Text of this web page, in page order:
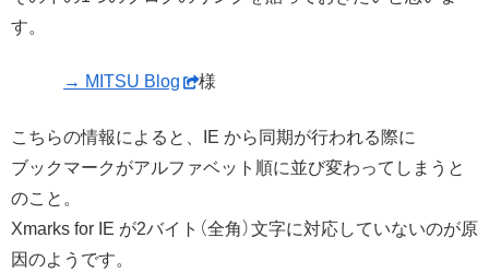
す。
→ MITSU Blog 様
こちらの情報によると、IE から同期が行われる際に
ブックマークがアルファベット順に並び変わってしまうと
のこと。
Xmarks for IE が2バイト（全角）文字に対応していないのが原
因のようです。